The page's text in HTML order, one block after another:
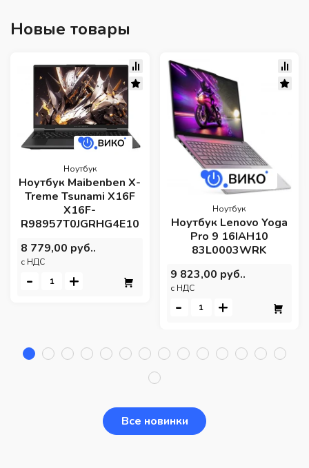
Новые товары
Ноутбук
Ноутбук Maibenben X-
Treme Tsunami X16F
X16F-
R98957T0JGRHG4E10
8 779,00 руб..
c НДС
- +
Ноутбук
Ноутбук Lenovo Yoga
Pro 9 16IAH10
83L0003WRK
9 823,00 руб..
c НДС
- +
Все новинки